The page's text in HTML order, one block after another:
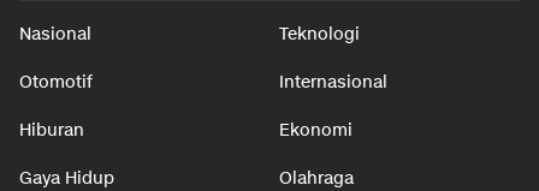
Nasional Teknologi
Otomotif Internasional
Hiburan Ekonomi
Gaya Hidup Olahraga